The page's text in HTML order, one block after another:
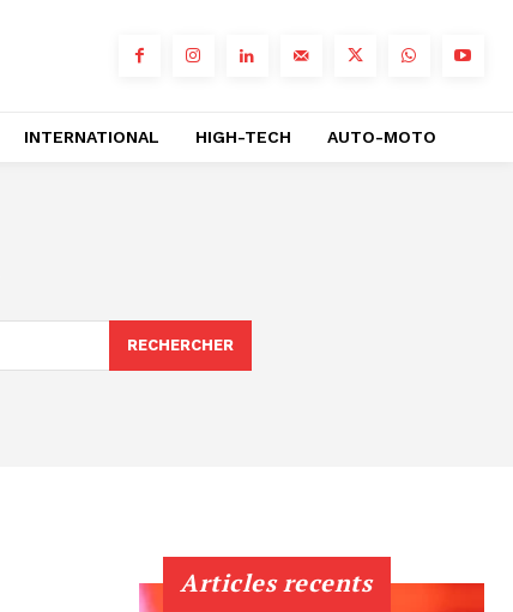
INTERNATIONAL HIGH-TECH AUTO-MOTO
RECHERCHER
Articles recents